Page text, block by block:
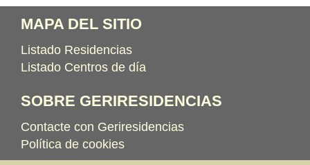
MAPA DEL SITIO
Listado Residencias
Listado Centros de día
SOBRE GERIRESIDENCIAS
Contacte con Geriresidencias
Política de cookies